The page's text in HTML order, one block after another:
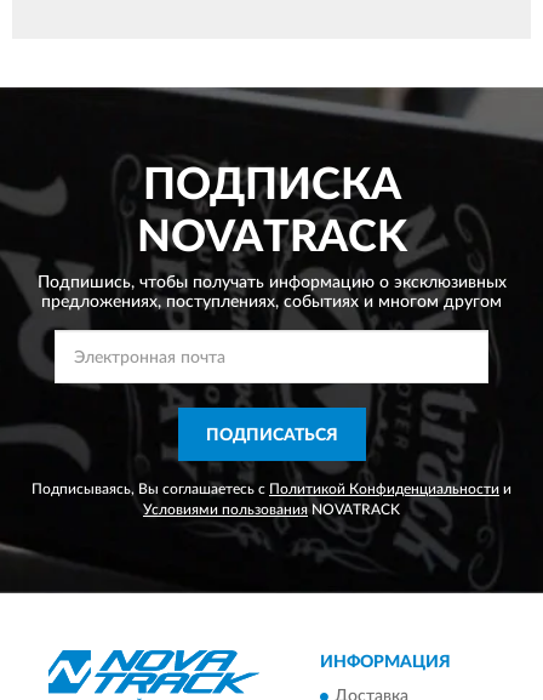
ПОДПИСКА
NOVATRACK
Подпишись, чтобы получать информацию о эксклюзивных
предложениях,поступлениях, событиях и многом другом
ПОДПИСАТЬСЯ
Подписываясь, Вы соглашаетесь с Политикой Конфиденциальности и
Условиями пользования NOVATRACK
ИНФОРМАЦИЯ